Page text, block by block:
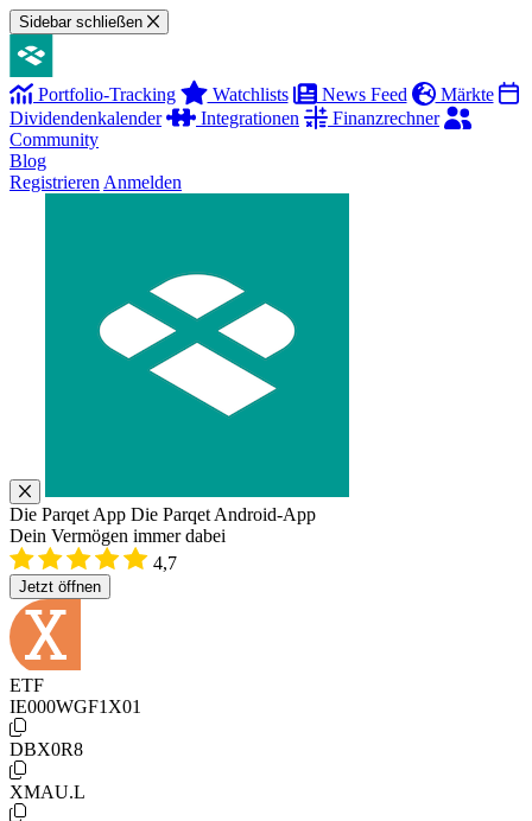
Sidebar schließen
Portfolio-Tracking Watchlists News Feed
Märkte
Dividendenkalender
Integrationen
Finanzrechner
Community
Blog
Registrieren Anmelden
Die Parqet App Die Parqet Android-App
Dein Vermögen immer dabei
4,7
Jetzt öffnen
ETF
IE000WGF1X01
DBX0R8
XMAU.L